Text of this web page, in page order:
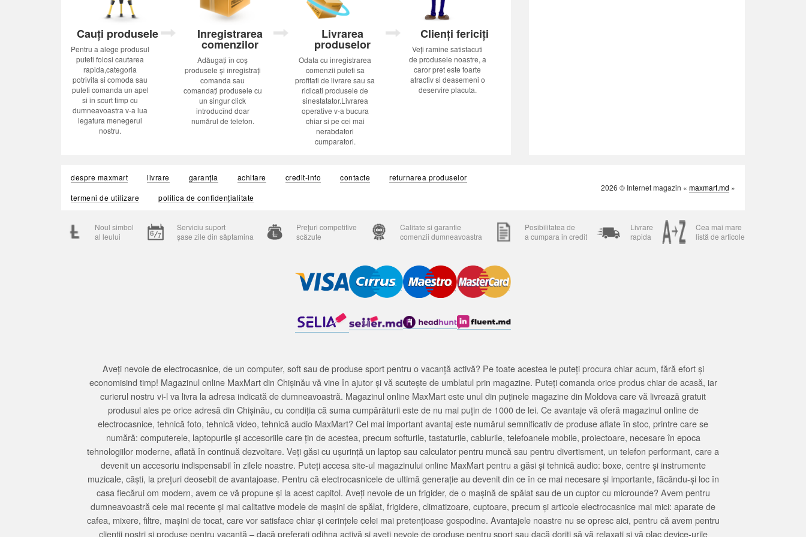
Cauți produsele
Pentru a alege produsul
puteti folosi cautarea
rapida,categoria
potrivita si comoda sau
puteti comanda un apel
si in scurt timp cu
dumneavoastra v-a lua
legatura menegerul
nostru.
Inregistrarea
comenzilor
Adăugați în coș
produsele și înregistrați
comanda sau
comandați produsele cu
un singur click
introducînd doar
numărul de telefon.
Livrarea
produselor
Odata cu inregistrarea
comenzii puteti sa
profitati de livrare sau sa
ridicati produsele de
sinestatator.Livrarea
operative v-a bucura
chiar si pe cei mai
nerabdatori
cumparatori.
Clienți fericiți
Veți ramine satisfacuti
de produsele noastre, a
caror pret este foarte
atractiv si deasemeni o
deservire placuta.
despre maxmart livrare garanția achitare credit-info contacte
returnarea produselor
termeni de utilizare
politica de confidențialitate
2026 © Internet magazin « maxmart.md »
Noul simbol
al leului
Serviciu suport
șase zile din săptamina
Prețuri competitive
scăzute
Calitate si garantie
comenzii dumneavoastra
Posibilitatea de
a cumpara in credit
Livrare
rapida
Cea mai mare
listă de articole
Aveți nevoie de electrocasnice, de un computer, soft sau de produse sport pentru o vacanță activă? Pe toate acestea le puteți procura chiar acum, fără efort și
economisind timp! Magazinul online MaxMart din Chișinău vă vine în ajutor și vă scutește de umblatul prin magazine. Puteți comanda orice produs chiar de acasă, iar
curierul nostru vi-l va livra la adresa indicată de dumneavoastră. Magazinul online MaxMart este unul din puținele magazine din Moldova care vă livrează gratuit
produsul ales pe orice adresă din Chișinău, cu condiția că suma cumpărăturii este de nu mai puțin de 1000 de lei. Ce avantaje vă oferă magazinul online de
electrocasnice, tehnică foto, tehnică video, tehnică audio MaxMart? Cel mai important avantaj este numărul semnificativ de produse aflate în stoc, printre care se
numără: computerele, laptopurile și accesoriile care țin de acestea, precum softurile, tastaturile, cablurile, telefoanele mobile, proiectoare, necesare în epoca
tehnologiilor moderne, aflată în continuă dezvoltare. Veți găsi cu ușurință un laptop sau calculator pentru muncă sau pentru divertisment, un telefon performant, care a
devenit un accesoriu indispensabil în zilele noastre. Puteți accesa site-ul magazinului online MaxMart pentru a găsi și tehnică audio: boxe, centre și instrumente
muzicale, căști, la prețuri deosebit de avantajoase. Pentru că electrocasnicele de ultimă generație au devenit din ce în ce mai necesare și importante, făcându-și loc în
casa fiecărui om modern, avem ce vă propune și la acest capitol. Aveți nevoie de un frigider, de o mașină de spălat sau de un cuptor cu microunde? Avem pentru
dumneavoastră cele mai recente și mai calitative modele de mașini de spălat, frigidere, climatizoare, cuptoare, precum și articole electrocasnice mai mici: aparate de
cafea, mixere, filtre, mașini de tocat, care vor satisface chiar și cerințele celei mai pretențioase gospodine. Avantajele noastre nu se opresc aici, pentru că avem pentru
clienții noștri și produse pentru vacanță – dacă preferați odihna activă și aveți nevoie de produse pentru sport sau dacă doriți să vă relaxați și vă plac device-urile